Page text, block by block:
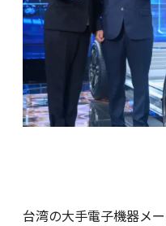
台湾の大手電子機器メ